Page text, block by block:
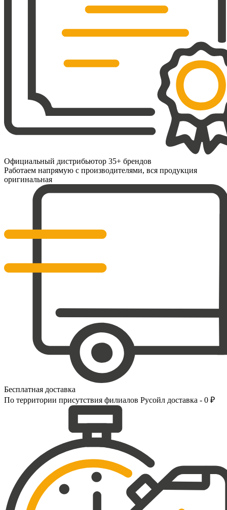
Официальный дистрибьютор 35+ брендов
Работаем напрямую с производителями, вся продукция
оригинальная
Бесплатная доставка
По территории присутствия филиалов Русойл доставка - 0 ₽